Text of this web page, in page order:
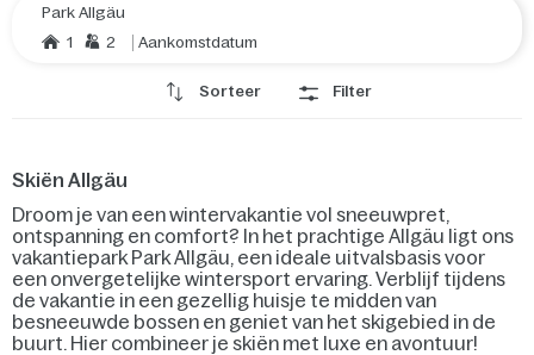
Park Allgäu
1
2 Aankomstdatum
Sorteer Filter
Skiën Allgäu
Droom je van een wintervakantie vol sneeuwpret,
ontspanning en comfort? In het prachtige Allgäu ligt ons
vakantiepark Park Allgäu, een ideale uitvalsbasis voor
een onvergetelijke wintersport ervaring. Verblijf tijdens
de vakantie in een gezellig huisje te midden van
besneeuwde bossen en geniet van het skigebied in de
buurt. Hier combineer je skiën met luxe en avontuur!